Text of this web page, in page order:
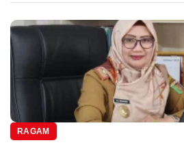
RAGAM